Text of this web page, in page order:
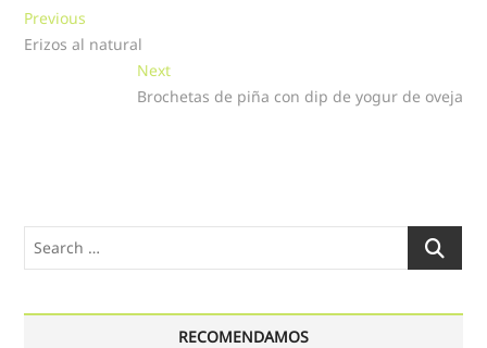
Navegación
de
Previous
post:
Erizos al natural
NextNext
post:
Brochetas de piña con dip de yogur de oveja
Search
RECOMENDAMOS